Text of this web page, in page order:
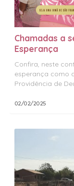
Chamadas a
Esperança
Confira, neste
esperança como
Providência de
02/02/2025